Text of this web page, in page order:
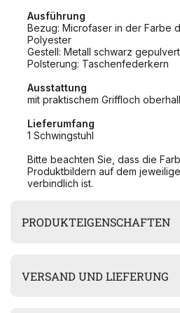
Ausführung
Bezug: Microfaser in der Farbe
Polyester
Gestell: Metall schwarz gepulvert
Polsterung: Taschenfederkern
Ausstattung
mit praktischem Griffloch
Lieferumfang
1 Schwingstuhl
Bitte beachten Sie, dass die
Produktbildern auf dem
verbindlich ist.
PRODUKTEIGENSCHAFTEN
VERSAND UND LIEFERUNG